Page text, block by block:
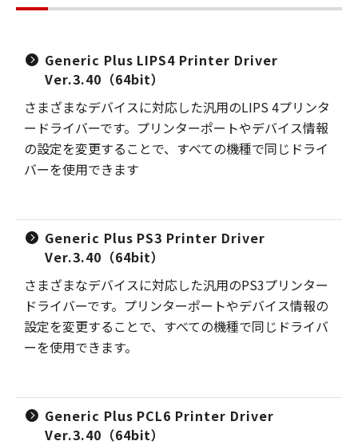
Generic Plus LIPS4 Printer Driver
Ver.3.40（64bit）
さまざまなデバイスに対応した汎用のLIPS 4プリンタ
ードライバーです。プリンターポートやデバイス情報
の設定を変更することで、すべての機種で同じドライ
バーを使用できます
Generic Plus PS3 Printer Driver
Ver.3.40（64bit）
さまざまなデバイスに対応した汎用のPS3プリンター
ドライバーです。プリンターポートやデバイス情報の
設定を変更することで、すべての機種で同じドライバ
ーを使用できます。
Generic Plus PCL6 Printer Driver
Ver.3.40（64bit）